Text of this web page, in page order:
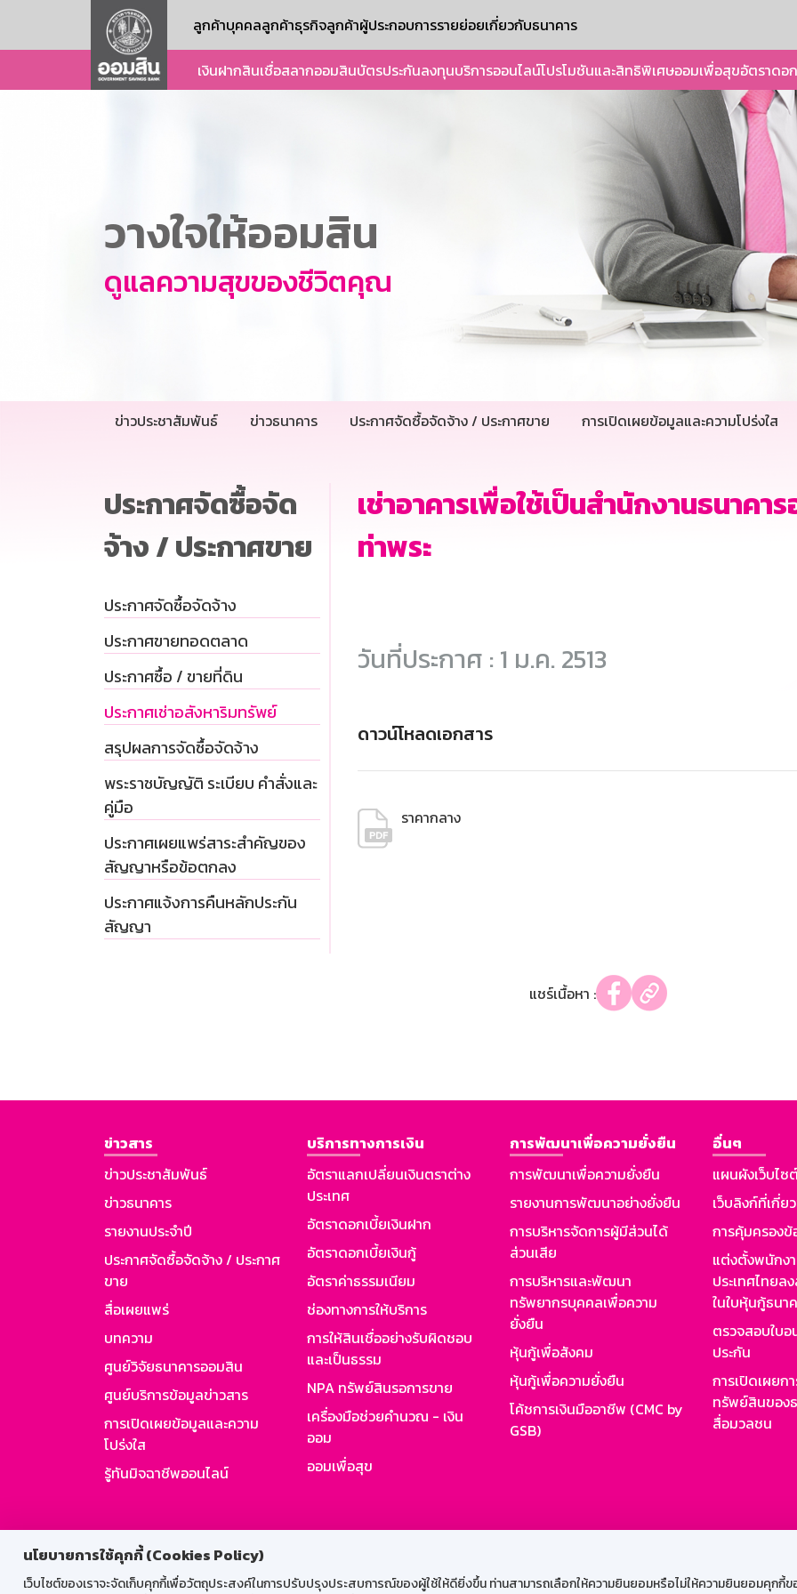
นโยบายการใช้คุกกี้ (Cookies Policy)
เว็บไซต์ของเราจะจัดเก็บคุกกี้เพื่อวัตถุประสงค์ในการปรับปรุงประสบการณ์ของผู้ใช้ให้ดียิ่งขึ้น ท่านสามารถเลือกให้ความยินยอมหรือไม่ให้ความยินยอมคุกกี้ข
ลูกค้าบุคคลลูกค้าธุรกิจลูกค้าผู้ประกอบการรายย่อยเกี่ยวกับธนาคาร
เงินฝากสินเชื่อสลากออมสินบัตรประกันลงทุนบริการออนไลน์โปรโมชันและสิทธิพิเศษออมเพื่อสุขอัตราดอ
วางใจให้ออมสิน
ดูแลความสุขของชีวิตคุณ
ข่าวประชาสัมพันธ์ ข่าวธนาคาร ประกาศจัดซื้อจัดจ้าง / ประกาศขาย การเปิดเผยข้อมูลและความโปร่งใส
ประกาศจัดซื้อจัด
จ้าง / ประกาศขาย
ประกาศจัดซื้อจัดจ้าง
ประกาศขายทอดตลาด
ประกาศซื้อ / ขายที่ดิน
ประกาศเช่าอสังหาริมทรัพย์
สรุปผลการจัดซื้อจัดจ้าง
พระราชบัญญัติ ระเบียบ คำสั่งและ
คู่มือ
ประกาศเผยแพร่สาระสำคัญของ
สัญญาหรือข้อตกลง
ประกาศแจ้งการคืนหลักประกัน
สัญญา
เช่าอาคารเพื่อใช้เป็นสำนักงานธนาคา
ท่าพระ
วันที่ประกาศ : 1 ม.ค. 2513
ดาวน์โหลดเอกสาร
ราคากลาง
แชร์เนื้อหา :
ข่าวสาร
ข่าวประชาสัมพันธ์
ข่าวธนาคาร
รายงานประจำปี
ประกาศจัดซื้อจัดจ้าง / ประกาศ
ขาย
สื่อเผยแพร่
บทความ
ศูนย์วิจัยธนาคารออมสิน
ศูนย์บริการข้อมูลข่าวสาร
การเปิดเผยข้อมูลและความ
โปร่งใส
รู้ทันมิจฉาชีพออนไลน์
บริการทางการเงิน
อัตราแลกเปลี่ยนเงินตราต่าง
ประเทศ
อัตราดอกเบี้ยเงินฝาก
อัตราดอกเบี้ยเงินกู้
อัตราค่าธรรมเนียม
ช่องทางการให้บริการ
การให้สินเชื่ออย่างรับผิดชอบ
และเป็นธรรม
NPA ทรัพย์สินรอการขาย
เครื่องมือช่วยคำนวณ - เงิน
ออม
ออมเพื่อสุข
การพัฒนาเพื่อความยั่งยืน
การพัฒนาเพื่อความยั่งยืน
รายงานการพัฒนาอย่างยั่งยืน
การบริหารจัดการผู้มีส่วนได้
ส่วนเสีย
การบริหารและพัฒนา
ทรัพยากรบุคคลเพื่อความ
ยั่งยืน
หุ้นกู้เพื่อสังคม
หุ้นกู้เพื่อความยั่งยืน
โค้ชการเงินมืออาชีพ (CMC by
GSB)
อื่นๆ
แผนผังเว็บไซ
เว็บลิงก์ที่เกี่ย
การคุ้มครอง
แต่งตั้งพนักง
ประเทศไทยล
ในใบหุ้นกู้ธนา
ตรวจสอบใบ
ประกัน
การเปิดเผยก
ทรัพย์สินของ
สื่อมวลชน